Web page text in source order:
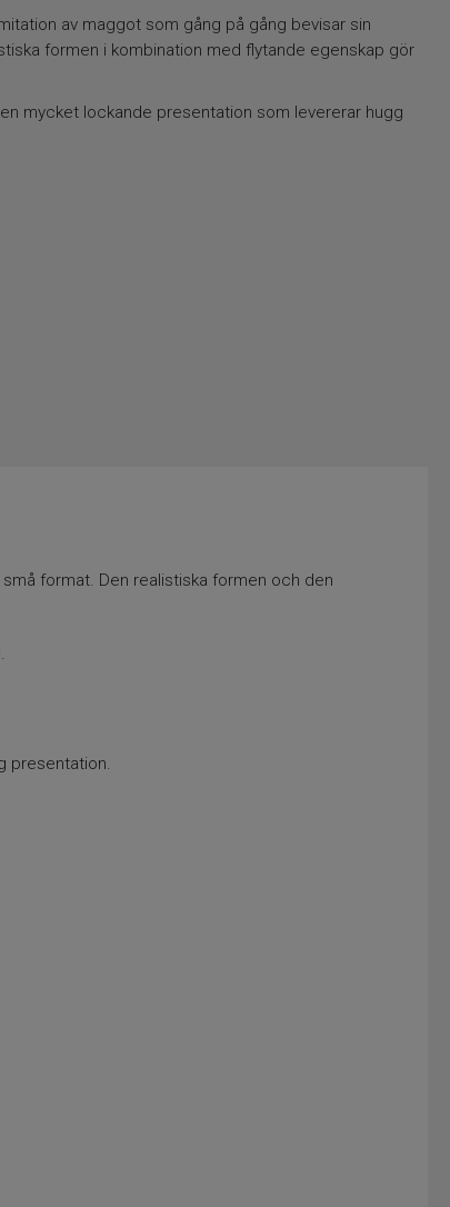
av maggot som gång på gång bevisar sin
formen i kombination med flytande egenskap gör
mycket lockande presentation som levererar hugg
format. Den realistiska formen och den
presentation.